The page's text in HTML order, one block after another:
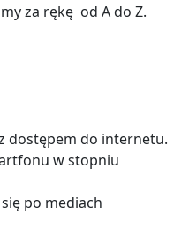
za rękę od A do Z.
dostępem do internetu.
w stopniu
po mediach